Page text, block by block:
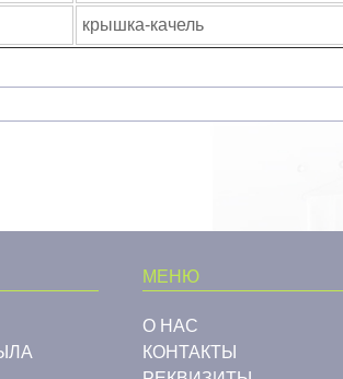
крышка-качель
МЕНЮ
О НАС
КОНТАКТЫ